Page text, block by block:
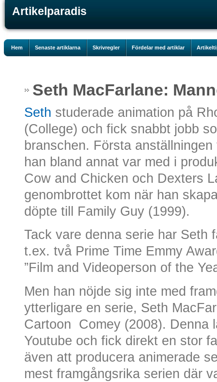
Artikelparadis
Hem Senaste artiklarna Skrivregler Fördelar med artiklar
Seth MacFarlane:
Seth studerade animation på
(College) och fick snabbt jobb
branschen. Första
han bland annat var med i
Cow and Chicken och Dexters
genombrottet kom när han
döpte till Family Guy (1999).
Tack vare denna serie har Seth
t.ex. två Prime Time Emmy
”Film and Videoperson of the
Men han nöjde sig inte med
ytterligare en serie, Seth
Cartoon Comey (2008). Denna
Youtube och fick direkt en stor
även att producera animerade
mest framgångsrika serien där